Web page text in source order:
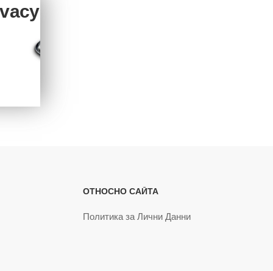
ОТНОСНО САЙТА
Политика за Лични Данни